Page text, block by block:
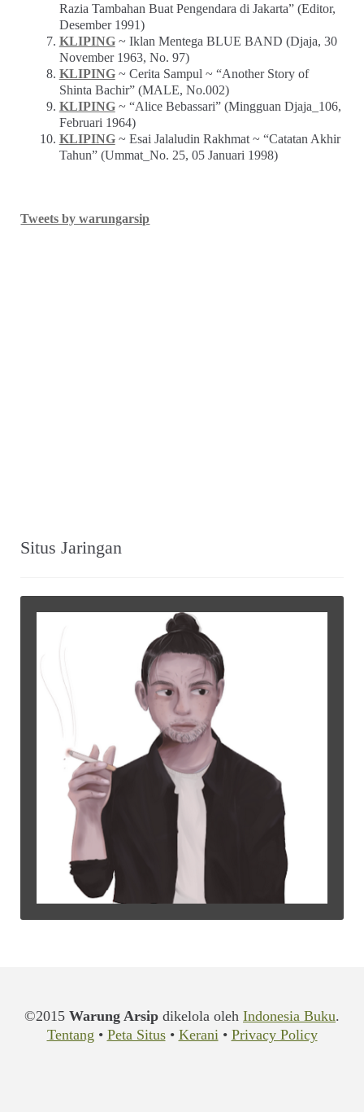
Razia Tambahan Buat Pengendara di Jakarta” (Editor,
Desember 1991)
KLIPING~ Iklan Mentega BLUE BAND (Djaja, 30
November 1963, No. 97)
KLIPING~ Cerita Sampul ~ “Another Story of
Shinta Bachir” (MALE, No.002)
KLIPING~ “Alice Bebassari” (Mingguan Djaja_106,
Februari 1964)
KLIPING~ Esai Jalaludin Rakhmat ~ “Catatan Akhir
Tahun” (Ummat_No. 25, 05 Januari 1998)
Tweets by warungarsip
Situs Jaringan
©2015 Warung Arsip dikelola oleh Indonesia Buku.
Tentang • Peta Situs• Kerani• Privacy Policy